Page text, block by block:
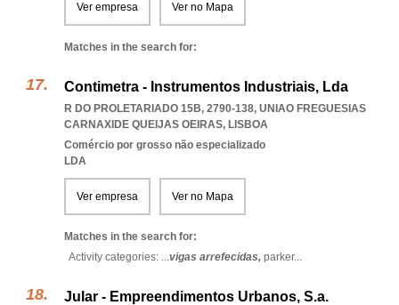
Ver empresa Ver no Mapa
Matches in the search for:
Contimetra - Instrumentos Industriais, Lda
R DO PROLETARIADO 15B, 2790-138, UNIAO FREGUESIAS
CARNAXIDE QUEIJAS OEIRAS, LISBOA
Comércio por grosso não especializado
LDA
Ver empresa Ver no Mapa
Matches in the search for:
Activity categories: ...vigas arrefecidas, parker...
Jular - Empreendimentos Urbanos, S.a.